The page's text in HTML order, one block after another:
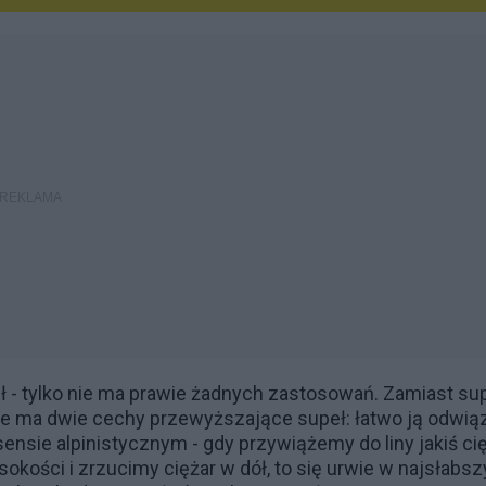
tylko nie ma prawie żadnych zastosowań. Zamiast
dwie cechy przewyższające supeł: łatwo ją
alpinistycznym - gdy przywiążemy do liny jakiś
i zrzucimy ciężar w dół, to się urwie w